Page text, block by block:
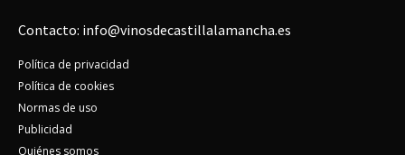
Contacto: info@vinosdecastillalamancha.es
Política de privacidad
Política de cookies
Normas de uso
Publicidad
Quiénes somos